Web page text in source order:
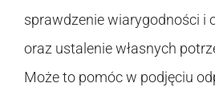
sprawdzenie wiarygodności i
oraz ustalenie własnych
Może to pomóc w podjęciu